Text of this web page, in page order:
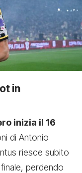
in
inizia il 16
di Antonio
riesce subito
perdendo